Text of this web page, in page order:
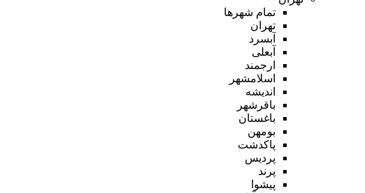
تمام شهر‌ها
تهران
آبسرد
آبعلی
ارجمند
اسلامشهر
اندیشه
باقرشهر
باغستان
بومهن
پاکدشت
پردیس
پرند
پیشوا